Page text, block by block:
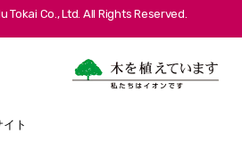
Tokai Co., Ltd. All Rights Reserved.
ト